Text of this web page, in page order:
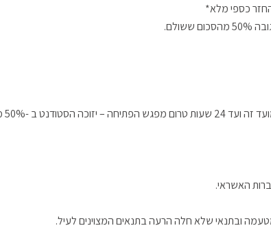
ובתנאי שלא חלה הרעה בתנאים המצוינים לעיל.